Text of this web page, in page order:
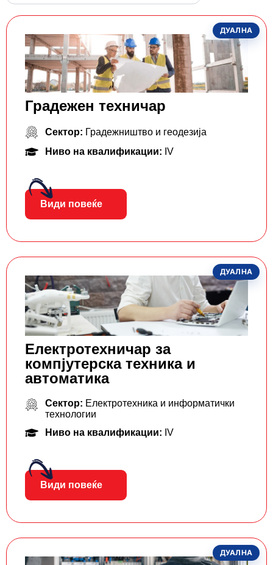
ДУАЛНА
Градежен техничар
Сектор: Градежништво и геодезија
Ниво на квалификации: IV
Види повеќе
ДУАЛНА
Електротехничар за
компјутерска техника и
автоматика
Сектор: Електротехника и информатички
технологии
Ниво на квалификации: IV
Види повеќе
ДУАЛНА